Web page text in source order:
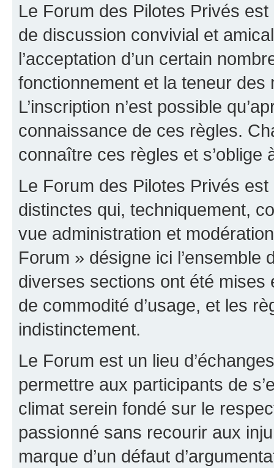
Le Forum des Pilotes Privés
de discussion convivial et
l’acceptation d’un certain
fonctionnement et la teneur
L’inscription n’est possible
connaissance de ces règles.
connaître ces règles et s’oblige
Le Forum des Pilotes Privés
distinctes qui, techniquement,
vue administration et
Forum » désigne ici
diverses sections ont été
de commodité d’usage, et les
indistinctement.
Le Forum est un lieu
permettre aux participants de
climat serein fondé sur le
passionné sans recourir aux
marque d’un défaut